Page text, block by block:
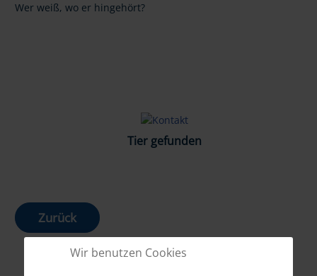
Wer weiß, wo er hingehört?
Tier gefunden
Zurück
Wir benutzen Cookies